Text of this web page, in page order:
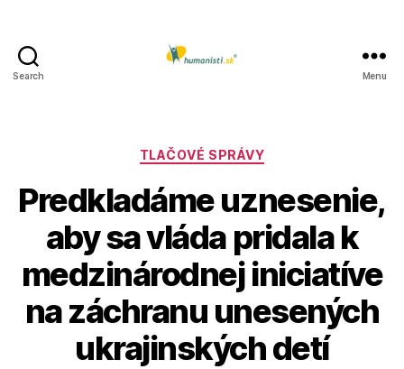
Search Menu
Kategórie
TLAČOVÉ SPRÁVY
Predkladáme uznesenie,
aby sa vláda pridala k
medzinárodnej iniciatíve
na záchranu unesených
ukrajinských detí